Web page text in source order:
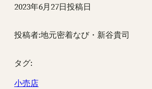
2023年6月27日投稿日
投稿者:地元密着なび・新谷貴司
タグ:
小売店